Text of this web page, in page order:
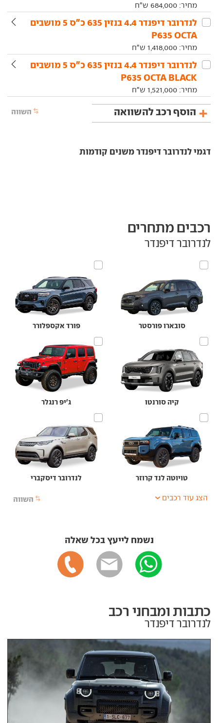
מחיר: 684,000 ש"ח
לנדרובר‏ דיפנדר‏ 4.4 בנזין 635 כ"ס 5 מושבים
P635 OCTA
מחיר: 1,418,000 ש"ח
לנדרובר‏ דיפנדר‏ 4.4 בנזין 635 כ"ס 5 מושבים
P635 OCTA BLACK
מחיר: 1,521,000 ש"ח
הוסף רכב להשוואה השווה
דגמי לנדרובר דיפנדר משנים קודמות
רכבים מתחרים
לנדרובר דיפנדר
סובארו פורסטר פורד אקספלורר
קיה סורנטו ג'יפ רנגלר
טויוטה לנד קרוזר לנדרובר דיסקברי
השווה הצג עוד רכבים
נשמח לייעץ בכל שאלה
כתבות ומבחני רכב
לנדרובר דיפנדר